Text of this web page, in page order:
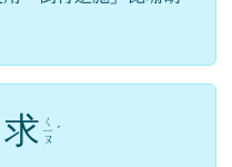
求 ㄑ
ㄧ
ㄡ
ˊ